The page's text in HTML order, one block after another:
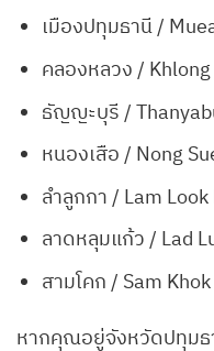
เมืองปทุมธานี /
คลองหลวง / Khlong
ธัญญะบุรี /
หนองเสือ / Nong
ลำลูกกา / Lam Look
ลาดหลุมแก้ว / Lad
สามโคก / Sam Khok
หากคุณอยู่จังหวัดปทุมธ